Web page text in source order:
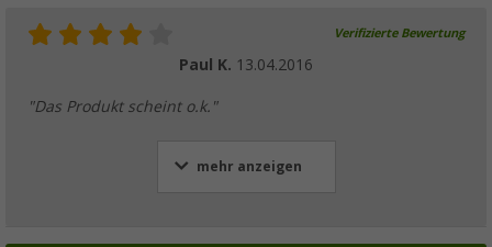
Verifizierte Bewertung
Paul K. 13.04.2016
"Das Produkt scheint o.k."
mehr anzeigen